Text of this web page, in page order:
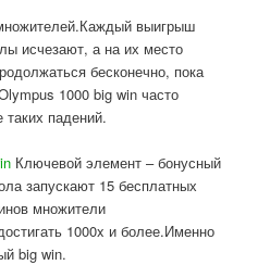
выигрыш
исчезают, а на их место
бесконечно, пока
1000 big win часто
падений.
Ключевой элемент – бонусный
запускают 15 бесплатных
множители
1000x и более.Именно
big win.